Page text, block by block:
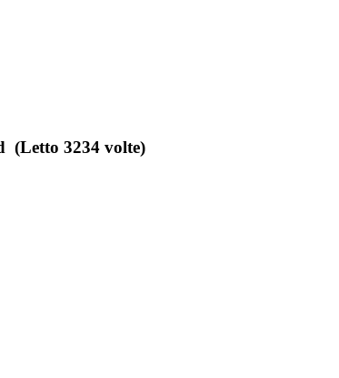
(Letto 3234 volte)